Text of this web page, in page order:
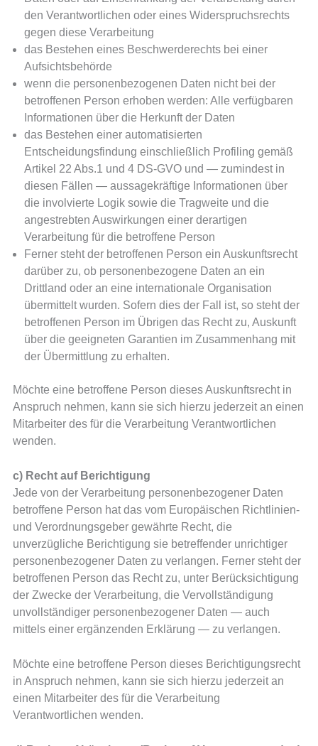
den Verantwortlichen oder eines Widerspruchsrechts
gegen diese Verarbeitung
das Bestehen eines Beschwerderechts bei einer
Aufsichtsbehörde
wenn die personenbezogenen Daten nicht bei der
betroffenen Person erhoben werden: Alle verfügbaren
Informationen über die Herkunft der Daten
das Bestehen einer automatisierten
Entscheidungsfindung einschließlich Profiling gemäß
Artikel 22 Abs.1 und 4 DS-GVO und — zumindest in
diesen Fällen — aussagekräftige Informationen über
die involvierte Logik sowie die Tragweite und die
angestrebten Auswirkungen einer derartigen
Verarbeitung für die betroffene Person
Ferner steht der betroffenen Person ein Auskunftsrecht
darüber zu, ob personenbezogene Daten an ein
Drittland oder an eine internationale Organisation
übermittelt wurden. Sofern dies der Fall ist, so steht der
betroffenen Person im Übrigen das Recht zu, Auskunft
über die geeigneten Garantien im Zusammenhang mit
der Übermittlung zu erhalten.
Möchte eine betroffene Person dieses Auskunftsrecht in
Anspruch nehmen, kann sie sich hierzu jederzeit an einen
Mitarbeiter des für die Verarbeitung Verantwortlichen
wenden.
c) Recht auf Berichtigung
Jede von der Verarbeitung personenbezogener Daten
betroffene Person hat das vom Europäischen Richtlinien-
und Verordnungsgeber gewährte Recht, die
unverzügliche Berichtigung sie betreffender unrichtiger
personenbezogener Daten zu verlangen. Ferner steht der
betroffenen Person das Recht zu, unter Berücksichtigung
der Zwecke der Verarbeitung, die Vervollständigung
unvollständiger personenbezogener Daten — auch
mittels einer ergänzenden Erklärung — zu verlangen.
Möchte eine betroffene Person dieses Berichtigungsrecht
in Anspruch nehmen, kann sie sich hierzu jederzeit an
einen Mitarbeiter des für die Verarbeitung
Verantwortlichen wenden.